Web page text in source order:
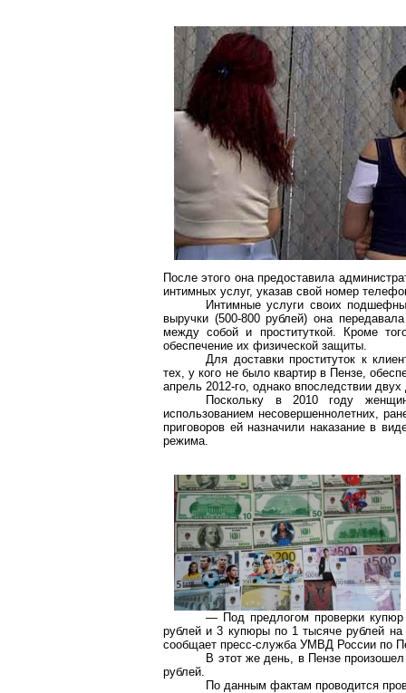
После этого она предоставила
интимных услуг, указав свой номер
Интимные услуги своих
выручки (500-800 рублей) она
между собой и проституткой. Кроме
обеспечение их физической защиты.
Для доставки проституток к
тех, у кого не было квартир в Пензе,
апрель 2012-го, однако впоследствии
Поскольку в 2010 году
использованием несовершеннолетних,
приговоров ей назначили наказание в
режима.
— Под предлогом проверки
рублей и 3 купюры по 1 тысяче рублей
сообщает пресс-служба УМВД России по
В этот же день, в Пензе
рублей.
По данным фактам проводится